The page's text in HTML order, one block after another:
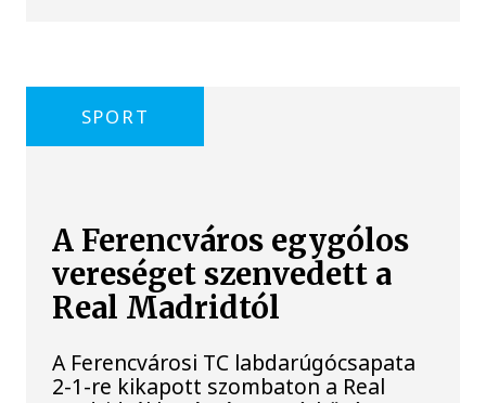
SPORT
A Ferencváros egygólos
vereséget szenvedett a
Real Madridtól
A Ferencvárosi TC labdarúgócsapata
2-1-re kikapott szombaton a Real